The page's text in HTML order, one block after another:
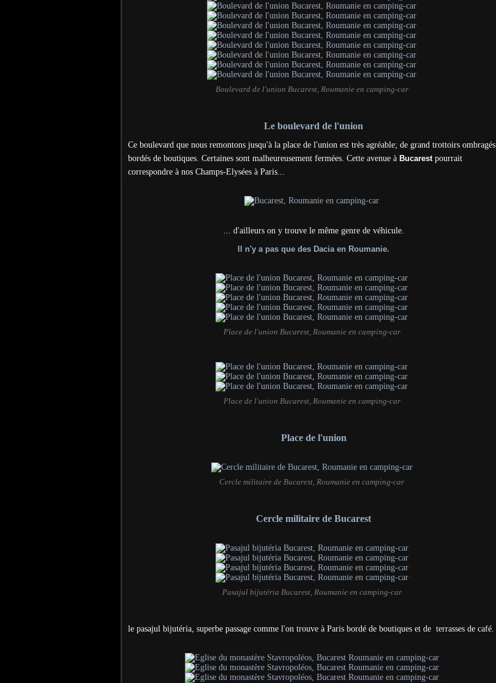
Boulevard de l'union Bucarest, Roumanie en camping-car
Le boulevard de l'union
Ce boulevard que nous remontons jusqu'à la place de l'union est très agréable; de grand trottoirs ombragés
bordés de boutiques. Certaines sont malheureusement fermées. Cette avenue à Bucarestpourrait
correspondre à nos Champs-Elysées à Paris...
... d'ailleurs on y trouve le même genre de véhicule.
Il n'y a pas que des Dacia en Roumanie.
Place de l'union Bucarest, Roumanie en camping-car
Place de l'union Bucarest, Roumanie en camping-car
Place de l'union
Cercle militaire de Bucarest, Roumanie en camping-car
Cercle militaire de Bucarest
Pasajul bijutéria Bucarest, Roumanie en camping-car
le pasajul bijutéria, superbe passage comme l'on trouve à Paris bordé de boutiques et de terrasses de café.